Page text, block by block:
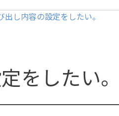
出し内容の設定をしたい。
をしたい。